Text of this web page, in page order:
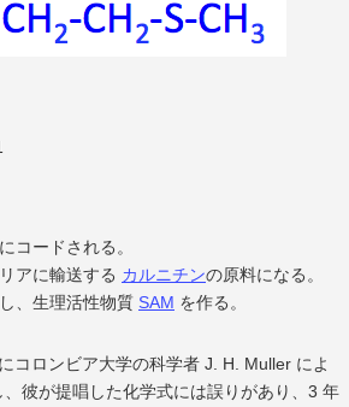
コードされる。
アに輸送する カルニチンの原料になる。
、生理活性物質 SAM を作る。
コロンビア大学の科学者 J. H. Muller によ
彼が提唱した化学式には誤りがあり、3 年